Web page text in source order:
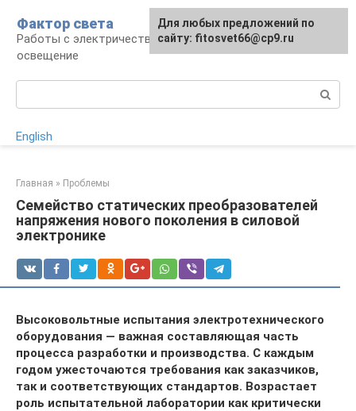
контенту
Фактор света
Работы с электричеством, электроприборы и
освещение
English
Главная » Проблемы
Семейство статических преобразователей
напряжения нового поколения в силовой
электронике
Высоковольтные испытания электротехнического
оборудования — важная составляющая часть
процесса разработки и производства. С каждым
годом ужесточаются требования как заказчиков,
так и соответствующих стандартов. Возрастает
роль испытательной лаборатории как критически
Для любых предложений по
сайту: fitosvet66@cp9.ru